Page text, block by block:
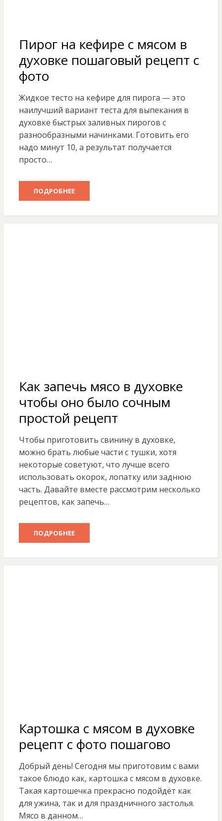
Пирог на кефире с мясом в
духовке пошаговый рецепт с
фото
Жидкое тесто на кефире для пирога — это
наилучший вариант теста для выпекания в
духовке быстрых заливных пирогов с
разнообразными начинками. Готовить его
надо минут 10, а результат получается
просто…
ПОДРОБНЕЕ
Как запечь мясо в духовке
чтобы оно было сочным
простой рецепт
Чтобы приготовить свинину в духовке,
можно брать любые части с тушки, хотя
некоторые советуют, что лучше всего
использовать окорок, лопатку или заднюю
часть. Давайте вместе рассмотрим несколько
рецептов, как запечь…
ПОДРОБНЕЕ
Картошка с мясом в духовке
рецепт с фото пошагово
Добрый день! Сегодня мы приготовим с вами
такое блюдо как, картошка с мясом в духовке.
Такая картошечка прекрасно подойдёт как
для ужина, так и для праздничного застолья.
Мясо в данном…